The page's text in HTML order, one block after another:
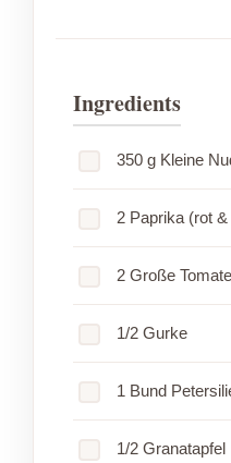
Ingredients
350 g Kleine
2 Paprika (rot
2 Große
1/2 Gurke
1 Bund
1/2 Granatapfel